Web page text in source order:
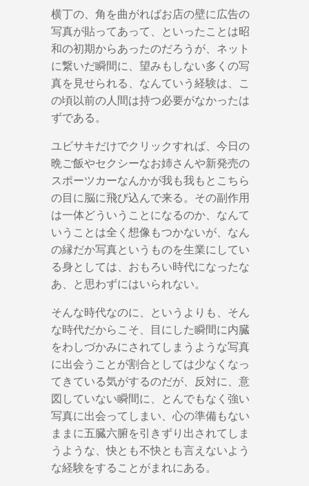
横丁の、角を曲がればお店の壁に広告の
写真が貼ってあって、といったことは昭
和の初期からあったのだろうが、ネット
に繋いだ瞬間に、望みもしない多くの写
真を見せられる、なんていう経験は、こ
の頃以前の人間は持つ必要がなかったは
ずである。
ユビサキだけでクリックすれば、今日の
晩ご飯やセクシーなお姉さんや新発売の
スポーツカーなんかが我も我もとこちら
の目に脳に飛び込んで来る。その副作用
は一体どういうことになるのか、なんて
いうことは全く想像もつかないが、なん
の縁だか写真というものを生業にしてい
る身としては、おもろい時代になったな
あ、と思わずにはいられない。
そんな時代なのに、というよりも、そん
な時代だからこそ、目にした瞬間に内臓
をわしづかみにされてしまうような写真
に出会うことが割合としては少なくなっ
てきている気がするのだが、反対に、意
図していない瞬間に、とんでもなく強い
写真に出会ってしまい、心の準備もない
ままに五臓六腑を引きずり出されてしま
うような、快とも不快とも言えないよう
な経験をすることがまれにある。